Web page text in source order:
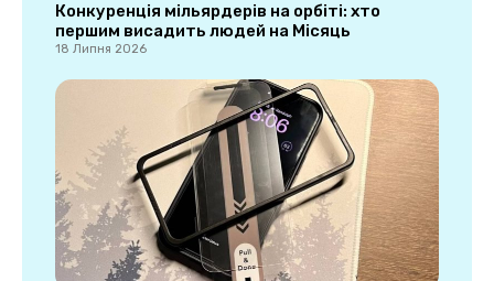
Конкуренція мільярдерів на орбіті: хто
першим висадить людей на Місяць
18 Липня 2026